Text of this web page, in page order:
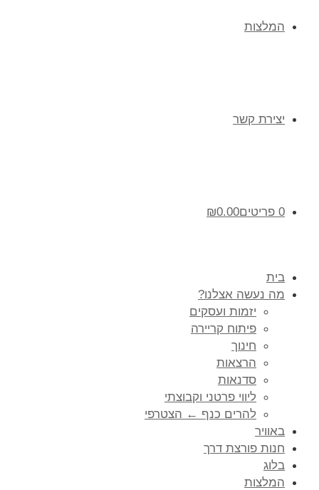
המלצות
יצירת קשר
0 פריטים ₪0.00
בית
מה נעשה אצלנו?
יזמות ועסקים
פיתוח קריירה
חינוך
הרצאות
סדנאות
ליווי פרטני וקבוצתי
להרים כנף ← הצטרפי
באוויר
חנות פורצת דרך
בלוג
המלצות